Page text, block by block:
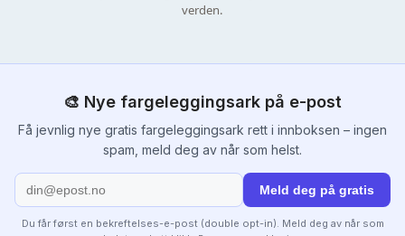
verden.
🎨 Nye fargeleggingsark på e-post
Få jevnlig nye gratis fargeleggingsark rett i innboksen – ingen
spam, meld deg av når som helst.
Meld deg på gratis
Du får først en bekreftelses-e-post (double opt-in). Meld deg av når som